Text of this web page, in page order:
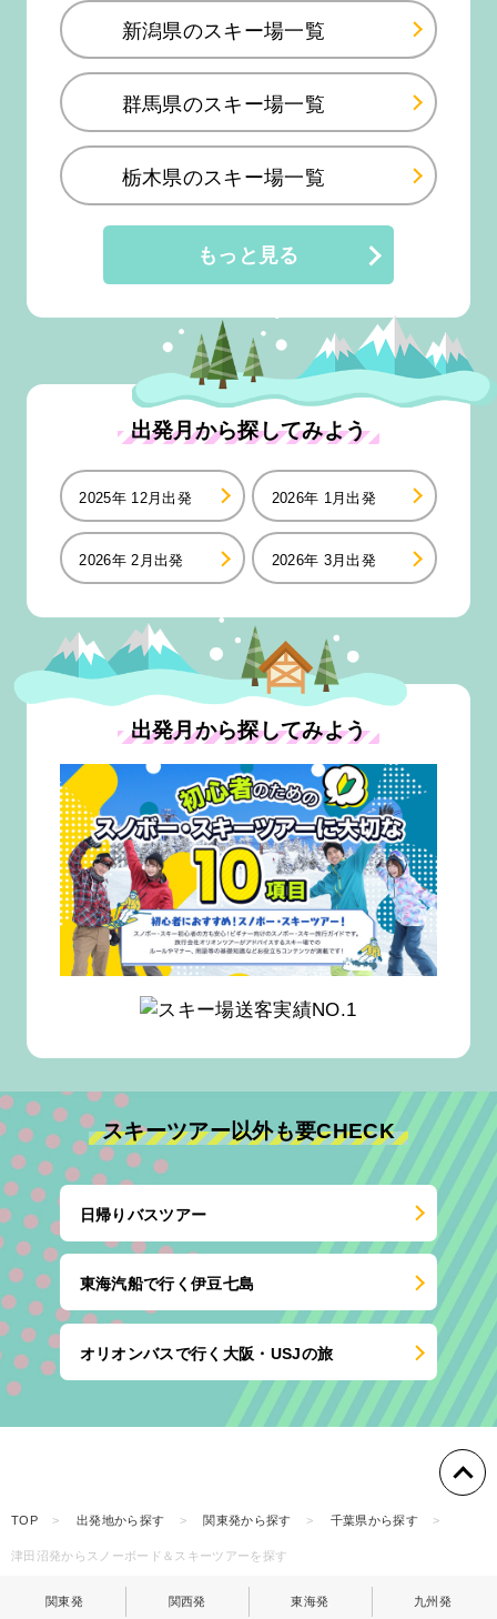
新潟県のスキー場一覧
群馬県のスキー場一覧
栃木県のスキー場一覧
もっと見る
出発月から探してみよう
2025年 12月出発 2026年 1月出発
2026年 2月出発 2026年 3月出発
出発月から探してみよう
スキーツアー以外も要CHECK
日帰りバスツアー
東海汽船で行く伊豆七島
オリオンバスで行く大阪・USJの旅
TOP 出発地から探す 関東発から探す 千葉県から探す
津田沼発からスノーボード＆スキーツアーを探す
関東発 関西発 東海発 九州発